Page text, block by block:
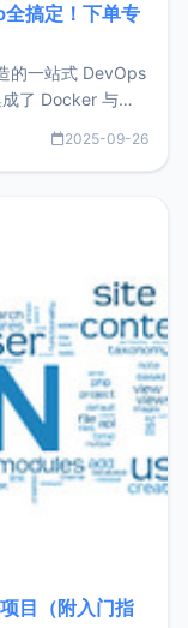
搞定！下单专
的一站式 DevOps
了 Docker 与常
运维与数据库操
2025-09-26
目（附入门指